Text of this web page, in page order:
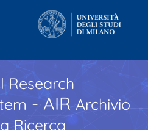
Research
- AIR Archivio
Ricerca